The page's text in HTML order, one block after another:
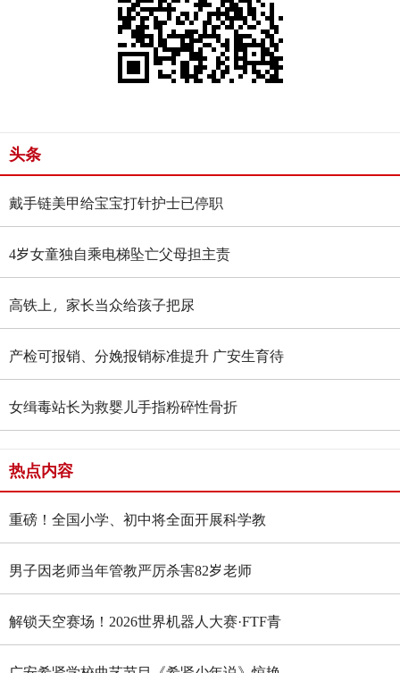
头条
戴手链美甲给宝宝打针护士已停职
4岁女童独自乘电梯坠亡父母担主责
高铁上，家长当众给孩子把尿
产检可报销、分娩报销标准提升 广安生育待
遇大升级
女缉毒站长为救婴儿手指粉碎性骨折
热点内容
重磅！全国小学、初中将全面开展科学教
育“做中学”领航行动
男子因老师当年管教严厉杀害82岁老师
解锁天空赛场！2026世界机器人大赛·FTF青
少年无人机大赛四川选拔赛燃情启幕